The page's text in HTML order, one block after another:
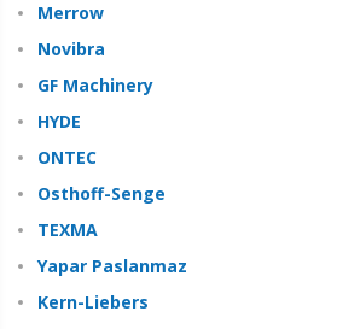
Merrow
Novibra
GF Machinery
HYDE
ONTEC
Osthoff-Senge
TEXMA
Yapar Paslanmaz
Kern-Liebers